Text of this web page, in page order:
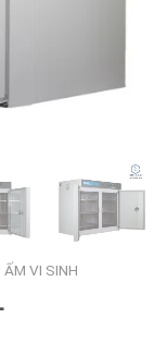
ẤM VI SINH